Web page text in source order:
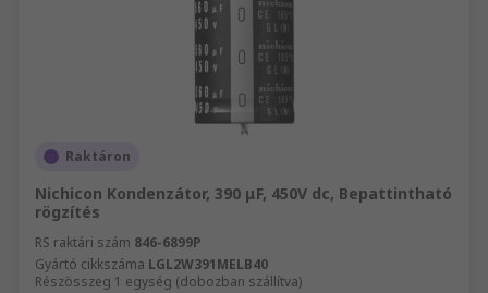
Raktáron
Nichicon Kondenzátor, 390 μF, 450V dc, Bepattintható
rögzítés
RS raktári szám 846-6899P
Gyártó cikkszáma LGL2W391MELB40
Részösszeg 1 egység (dobozban szállítva)